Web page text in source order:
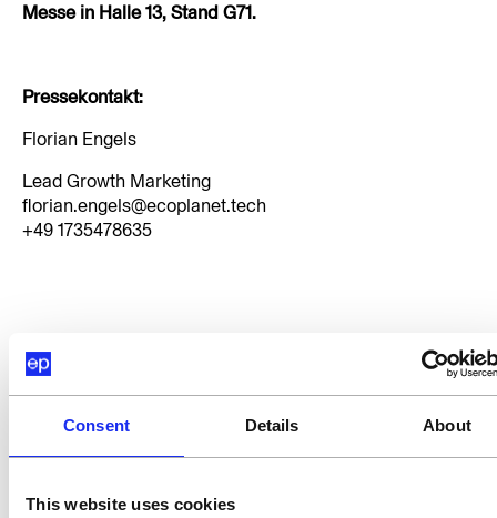
Consent Details About
This website uses cookies
Messe in Halle 13, Stand G71.
Pressekontakt:
Florian Engels
Lead Growth Marketing
‍florian.engels@ecoplanet.tech
+49 1735478635
Mehr Artikel